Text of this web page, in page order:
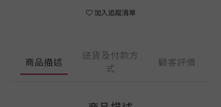
加入追蹤清單
商品描述
送貨及付款方
式
顧客評價